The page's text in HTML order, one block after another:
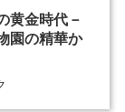
黄金時代－
園の精華か